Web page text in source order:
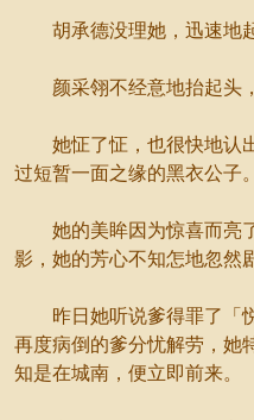
胡承德没理她，迅速地起
颜采翎不经意地抬起头，
她怔了怔，也很快地认
过短暂一面之缘的黑衣公子。
她的美眸因为惊喜而亮
影，她的芳心不知怎地忽然
昨日她听说爹得罪了「
再度病倒的爹分忧解劳，她
知是在城南，便立即前来。